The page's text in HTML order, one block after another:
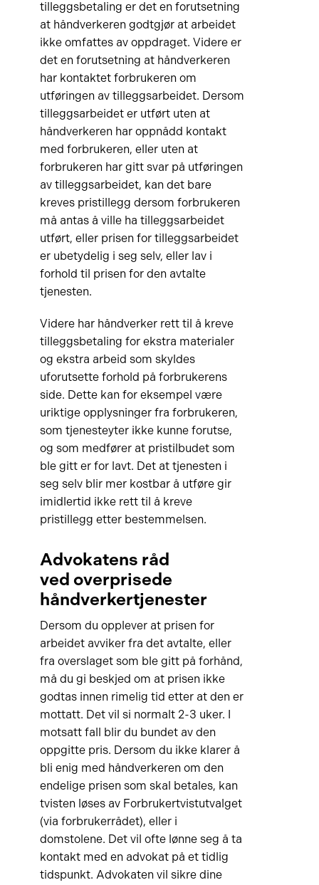
tilleggsbetaling er det en forutsetning
at håndverkeren godtgjør at arbeidet
ikke omfattes av oppdraget. Videre er
det en forutsetning at håndverkeren
har kontaktet forbrukeren om
utføringen av tilleggsarbeidet. Dersom
tilleggsarbeidet er utført uten at
håndverkeren har oppnådd kontakt
med forbrukeren, eller uten at
forbrukeren har gitt svar på utføringen
av tilleggsarbeidet, kan det bare
kreves pristillegg dersom forbrukeren
må antas å ville ha tilleggsarbeidet
utført, eller prisen for tilleggsarbeidet
er ubetydelig i seg selv, eller lav i
forhold til prisen for den avtalte
tjenesten.
Videre har håndverker rett til å kreve
tilleggsbetaling for ekstra materialer
og ekstra arbeid som skyldes
uforutsette forhold på forbrukerens
side. Dette kan for eksempel være
uriktige opplysninger fra forbrukeren,
som tjenesteyter ikke kunne forutse,
og som medfører at pristilbudet som
ble gitt er for lavt. Det at tjenesten i
seg selv blir mer kostbar å utføre gir
imidlertid ikke rett til å kreve
pristillegg etter bestemmelsen.
Advokatens råd
ved overprisede
håndverkertjenester
Dersom du opplever at prisen for
arbeidet avviker fra det avtalte, eller
fra overslaget som ble gitt på forhånd,
må du gi beskjed om at prisen ikke
godtas innen rimelig tid etter at den er
mottatt. Det vil si normalt 2-3 uker. I
motsatt fall blir du bundet av den
oppgitte pris. Dersom du ikke klarer å
bli enig med håndverkeren om den
endelige prisen som skal betales, kan
tvisten løses av Forbrukertvistutvalget
(via forbrukerrådet), eller i
domstolene. Det vil ofte lønne seg å ta
kontakt med en advokat på et tidlig
tidspunkt. Advokaten vil sikre dine